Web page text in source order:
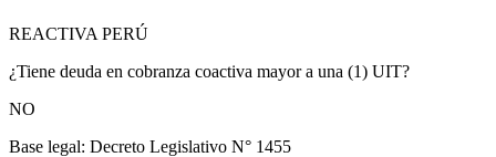
REACTIVA PERÚ
¿Tiene deuda en cobranza coactiva mayor a una (1) UIT?
NO
Base legal: Decreto Legislativo N° 1455